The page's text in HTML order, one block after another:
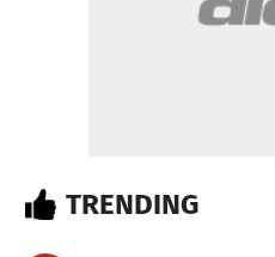
TRENDING